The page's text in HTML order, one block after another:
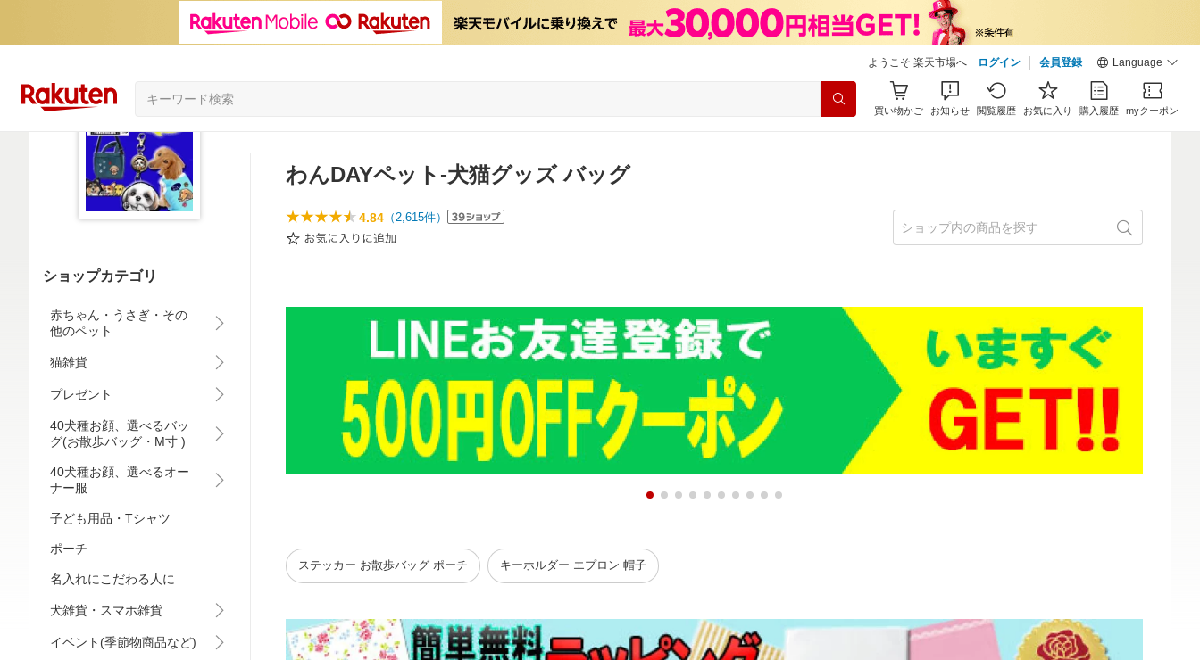
ようこそ 楽天市場へ ログイン 会員登録 Language
買い物かご お知らせ 閲覧履歴 お気に入り 購入履歴 myクーポン
ショップカテゴリ
赤ちゃん・うさぎ・その
他のペット
猫雑貨
プレゼント
40犬種お顔、選べるバッ
グ(お散歩バッグ・M寸 )
40犬種お顔、選べるオー
ナー服
子ども用品・Tシャツ
ポーチ
名入れにこだわる人に
犬雑貨・スマホ雑貨
イベント(季節物商品など)
わんDAYペット-犬猫グッズ バッグ
4.84 （2,615件）
ステッカー お散歩バッグ ポーチ キーホルダー エプロン 帽子